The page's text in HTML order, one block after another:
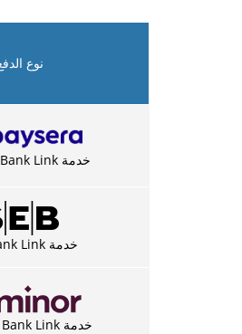
نوع
خدمة Paysera Bank Link
خدمة SEB Bank Link
خدمة Luminor Bank Link